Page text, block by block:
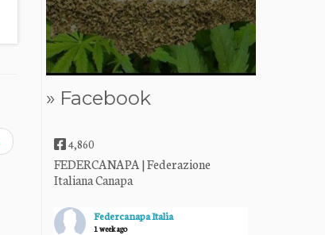
» Facebook
4,860
FEDERCANAPA | Federazione
Italiana Canapa
Federcanapa Italia
1 week ago